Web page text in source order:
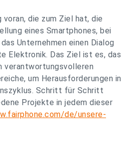
die zum Ziel hat, die
eines Smartphones, bei
Unternehmen einen Dialog
Elektronik. Das Ziel ist es, das
verantwortungsvolleren
um Herausforderungen in
Schritt für Schritt
Projekte in jedem dieser
de/unsere-